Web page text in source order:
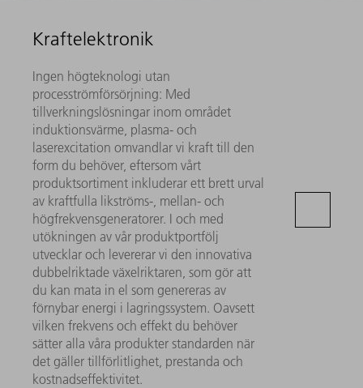
Kraftelektronik
Ingen högteknologi utan
procesströmförsörjning: Med
tillverkningslösningar inom området
induktionsvärme, plasma- och
laserexcitation omvandlar vi kraft till den
form du behöver, eftersom vårt
produktsortiment inkluderar ett brett urval
av kraftfulla likströms-, mellan- och
högfrekvensgeneratorer. I och med
utökningen av vår produktportfölj
utvecklar och levererar vi den innovativa
dubbelriktade växelriktaren, som gör att
du kan mata in el som genereras av
förnybar energi i lagringssystem. Oavsett
vilken frekvens och effekt du behöver
sätter alla våra produkter standarden när
det gäller tillförlitlighet, prestanda och
kostnadseffektivitet.